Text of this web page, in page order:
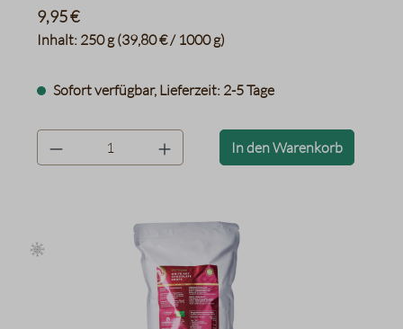
Inhalt: 250 g(39,80 € / 1000 g)
9,95 €
Sofort verfügbar, Lieferzeit: 2-5 Tage
product.quantityLabel In den Warenkorb